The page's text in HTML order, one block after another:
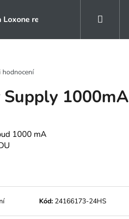
rezidence Kontakty
1000mA
1000 mA
Kód: 24166173-24HS